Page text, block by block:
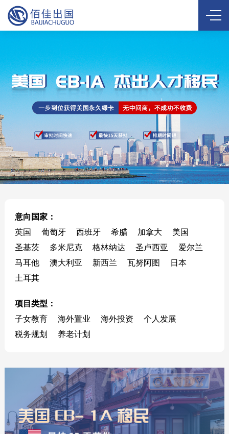
意向国家：
英国
葡萄牙 西班牙 希腊 加拿大
美国
圣基茨
多米尼克 格林纳达 圣卢西亚
爱尔兰
马耳他
澳大利亚 新西兰 瓦努阿图
日本
土耳其
项目类型：
子女教育
海外置业 海外投资
个人发展
税务规划
养老计划